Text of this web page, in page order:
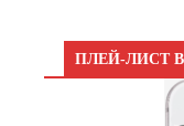
ПЛЕЙ-ЛИСТ